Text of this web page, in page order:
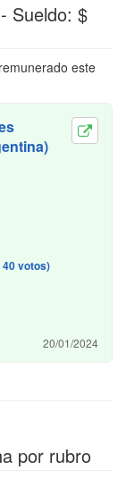
Sueldo: $
este
votos)
20/01/2024
por rubro